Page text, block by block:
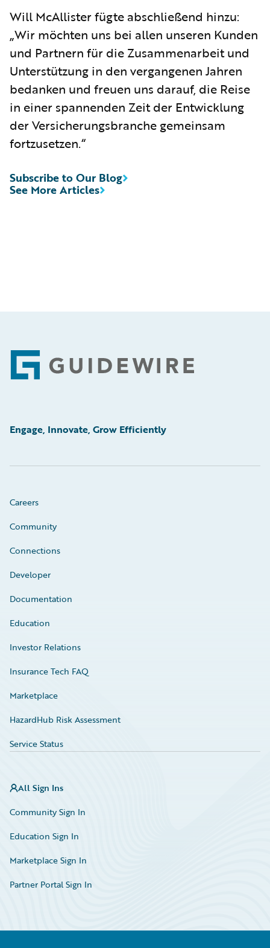
Will McAllister fügte abschließend hinzu:
„Wir möchten uns bei allen unseren Kunden
und Partnern für die Zusammenarbeit und
Unterstützung in den vergangenen Jahren
bedanken und freuen uns darauf, die Reise
in einer spannenden Zeit der Entwicklung
der Versicherungsbranche gemeinsam
fortzusetzen.“
See More Articles
Subscribe to Our Blog
Footer
Engage, Innovate, Grow Efficiently
Careers
Community
Connections
Developer
Documentation
Education
Investor Relations
Insurance Tech FAQ
Marketplace
HazardHub Risk Assessment
Service Status
All Sign Ins
Community Sign In
Education Sign In
Marketplace Sign In
Partner Portal Sign In